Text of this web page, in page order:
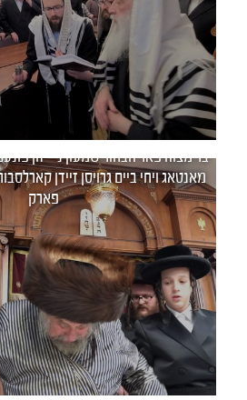
בר מצוה פאר הבחור שמעון נ"י זון
מאנטאג ויחי ביים גרויסן זיידן
פארק